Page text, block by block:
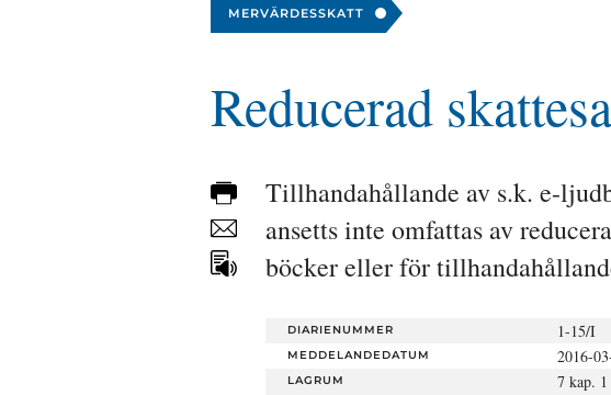
MERVÄRDESSKATT
Reducerad
Skriv
ut
Dela
sidan
Tillhandahållande av s.k. e-
ansetts inte omfattas av
böcker eller för
DIARIENUMMER 1-15/I
MEDDELANDEDATUM 2016-
LAGRUM
7 kap.